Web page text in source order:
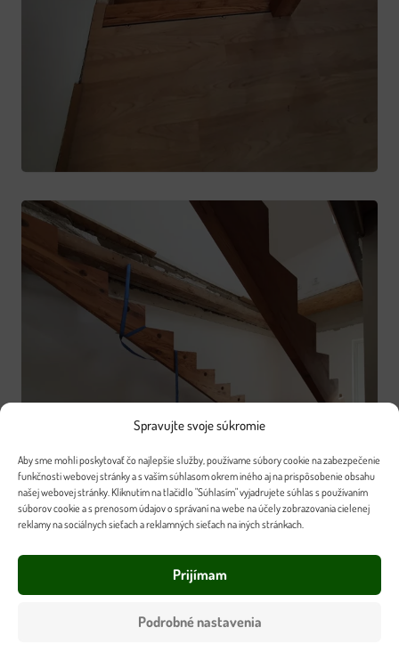
Spravujte svoje súkromie
Aby sme mohli poskytovať čo najlepšie služby, používame súbory cookie na zabezpečenie
funkčnosti webovej stránky a s vaším súhlasom okrem iného aj na prispôsobenie obsahu
našej webovej stránky. Kliknutím na tlačidlo "Súhlasím" vyjadrujete súhlas s používaním
súborov cookie a s prenosom údajov o správaní na webe na účely zobrazovania cielenej
reklamy na sociálnych sieťach a reklamných sieťach na iných stránkach.
Prijímam
Podrobné nastavenia